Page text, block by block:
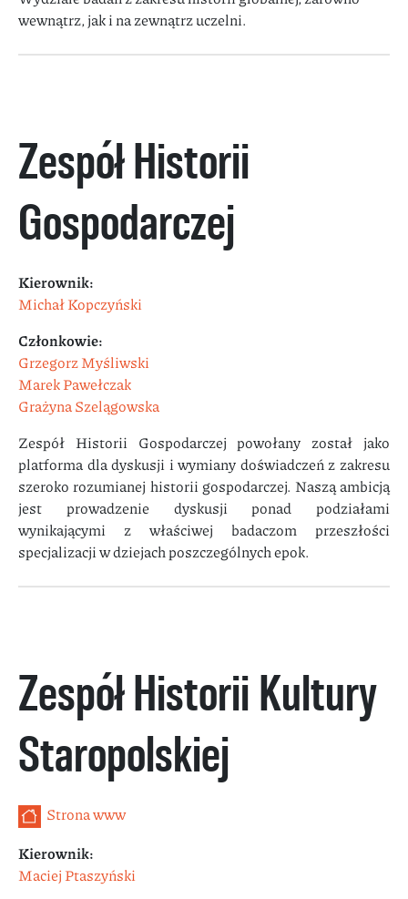
wewnątrz, jak i na zewnątrz uczelni.
Zespół Historii
Gospodarczej
Kierownik:
Michał Kopczyński
Członkowie:
Grzegorz Myśliwski
Marek Pawełczak
Grażyna Szelągowska
Zespół Historii Gospodarczej powołany został jako
platforma dla dyskusji i wymiany doświadczeń z zakresu
szeroko rozumianej historii gospodarczej. Naszą ambicją
jest prowadzenie dyskusji ponad podziałami
wynikającymi z właściwej badaczom przeszłości
specjalizacji w dziejach poszczególnych epok.
Zespół Historii Kultury
Staropolskiej
Strona www
Kierownik:
Maciej Ptaszyński